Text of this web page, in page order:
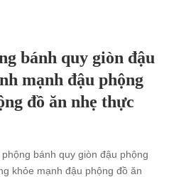
bánh quy giòn đậu
mạnh đậu phộng
đồ ăn nhẹ thực
bánh quy giòn đậu phộng
khỏe mạnh đậu phộng đồ ăn